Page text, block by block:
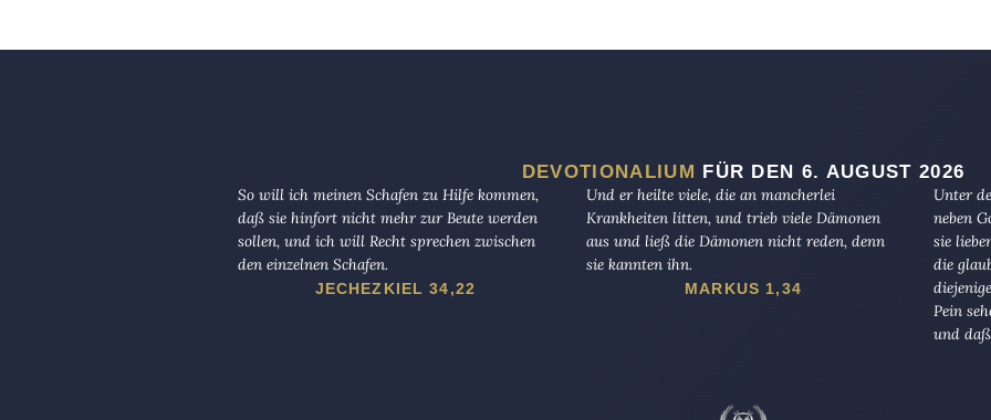
DEVOTIONALIUM FÜR DEN 6. AUGUST 2026
So will ich meinen Schafen zu Hilfe kommen,
daß sie hinfort nicht mehr zur Beute werden
sollen, und ich will Recht sprechen zwischen
den einzelnen Schafen.
JECHEZKIEL 34,22
Und er heilte viele, die an mancherlei
Krankheiten litten, und trieb viele Dämonen
aus und ließ die Dämonen nicht reden, denn
sie kannten ihn.
MARKUS 1,34
Unter
neben
sie
die
Pein
und